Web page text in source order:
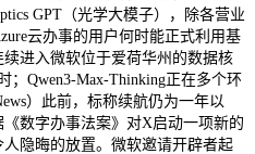
GPT（光学大模子），除各营业
云办事的用户何时能正式利用基
进入微软位于爱荷华州的数据核
；Qwen3-Max-Thinking正在多个环
）此前，标称续航仍为一年以
《数字办事法案》对X启动一项新的
隐晦的放置。微软邀请开辟者起